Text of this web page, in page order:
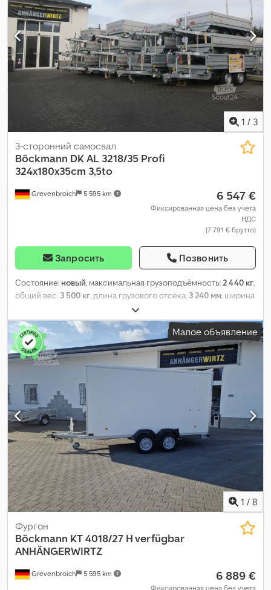
1 / 3
Grevenbroich 5 595 km
3-сторонний самосвал
Böckmann DK AL 3218/35 Profi
324x180x35cm 3,5to
6 547 €
Фиксированная цена без учета
НДС
(7 791 € брутто)
Запросить Позвонить
Состояние: новый, максимальная грузоподъёмность: 2 440 кг,
общий вес: 3 500 кг , длина грузового отсека: 3 240 мм , ширина
1 800 мм
Малое объявление
1 / 8
Grevenbroich 5 595 km
Фургон
Böckmann KT 4018/27 H verfügbar
ANHÄNGERWIRTZ
6 889 €
Фиксированная цена без учета